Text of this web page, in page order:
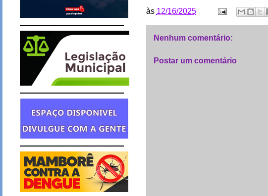
às 12/16/2025
Nenhum comentário:
Postar um comentário